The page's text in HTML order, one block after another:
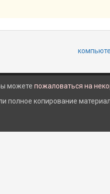
можете пожаловаться на
полное копирование